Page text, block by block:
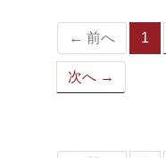
← 前へ 1
次へ →